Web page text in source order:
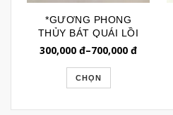
*GƯƠNG PHONG
THỦY BÁT QUÁI LỒI
CHẤT LIỆU ĐỒNG
300,000 đ–700,000 đ
CHỌN